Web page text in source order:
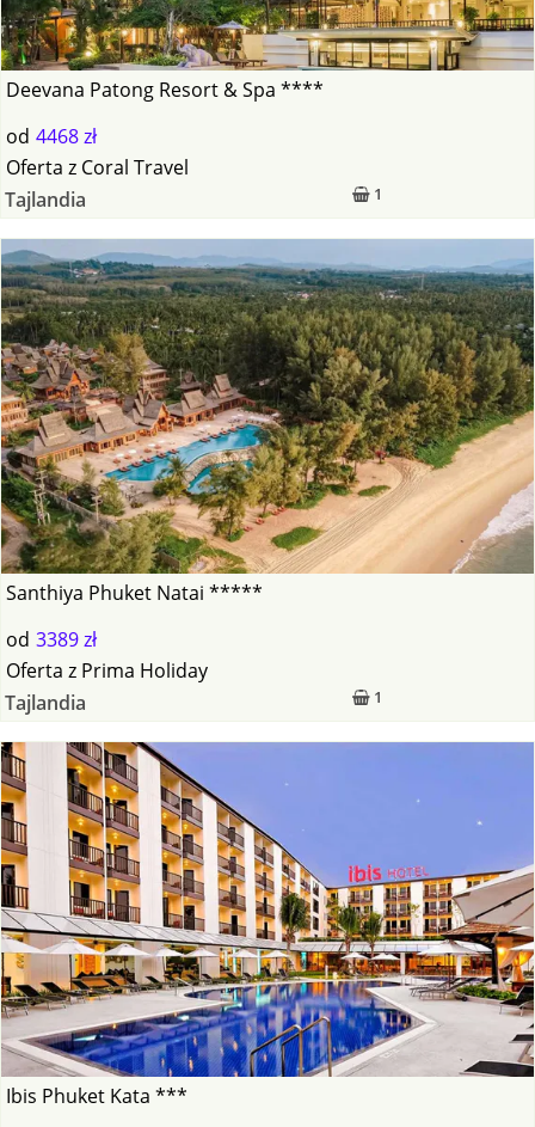
Deevana Patong Resort & Spa ****
od 4468 zł
1
Oferta z Coral Travel
Tajlandia
Santhiya Phuket Natai *****
od 3389 zł
1
Oferta z Prima Holiday
Tajlandia
Ibis Phuket Kata ***